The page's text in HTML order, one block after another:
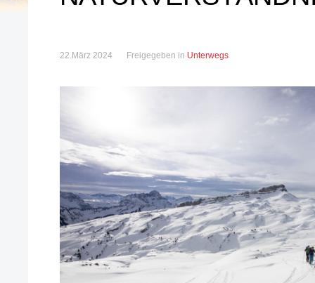
22.März 2024 Freigegeben in Unterwegs